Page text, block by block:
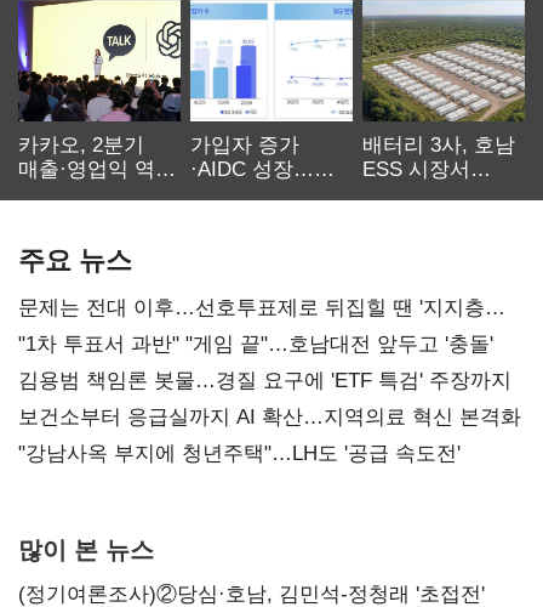
카카오, 2분기
매출·영업익 역대
가입자 증가
·AIDC 성장…
배터리 3사, 호남
ESS 시장서
주요 뉴스
문제는 전대 이후…선호투표제로 뒤집힐 땐 '지지층
불복'
"1차 투표서 과반" "게임 끝"…호남대전 앞두고 '충돌'
김용범 책임론 봇물…경질 요구에 'ETF 특검' 주장까지
보건소부터 응급실까지 AI 확산…지역의료 혁신 본격화
"강남사옥 부지에 청년주택"…LH도 '공급 속도전'
많이 본 뉴스
(정기여론조사)②당심·호남, 김민석-정청래 '초접전'